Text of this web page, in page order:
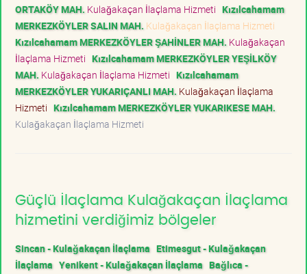
ORTAKÖY MAH. Kulağakaçan İlaçlama Hizmeti Kızılcahamam
MERKEZKÖYLER SALIN MAH. Kulağakaçan İlaçlama Hizmeti
Kızılcahamam MERKEZKÖYLER ŞAHİNLER MAH. Kulağakaçan
İlaçlama Hizmeti Kızılcahamam MERKEZKÖYLER YEŞİLKÖY
MAH. Kulağakaçan İlaçlama Hizmeti Kızılcahamam
MERKEZKÖYLER YUKARIÇANLI MAH. Kulağakaçan İlaçlama
Hizmeti Kızılcahamam MERKEZKÖYLER YUKARIKESE MAH.
Kulağakaçan İlaçlama Hizmeti
Güçlü İlaçlama Kulağakaçan İlaçlama
hizmetini verdiğimiz bölgeler
Sincan - Kulağakaçan İlaçlama Etimesgut - Kulağakaçan
İlaçlama Yenikent - Kulağakaçan İlaçlama Bağlıca -